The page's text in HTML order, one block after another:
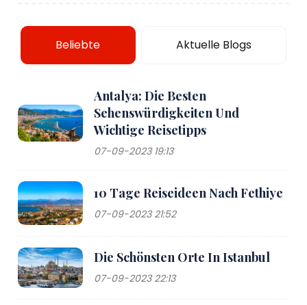
Beliebte Aktuelle Blogs
Antalya: Die Besten
Sehenswürdigkeiten Und
Wichtige Reisetipps
07-09-2023 19:13
10 Tage Reiseideen Nach Fethiye
07-09-2023 21:52
Die Schönsten Orte In Istanbul
07-09-2023 22:13